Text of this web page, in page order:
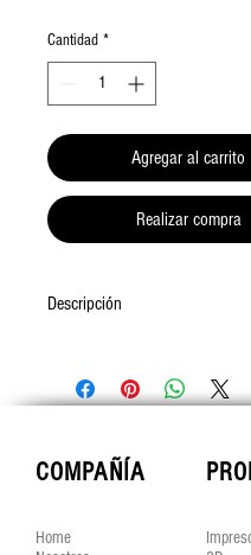
Cantidad *
Agregar al carrito
Realizar compra
Descripción
acoplamiento de tubo. No
COMPAÑÍA
Home